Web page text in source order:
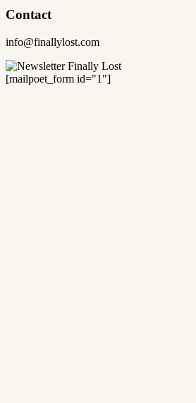
Contact
info@finallylost.com
[mailpoet_form id="1"]